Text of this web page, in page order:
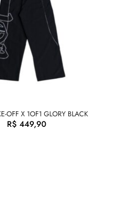
OFF X 1OF1 GLORY BLACK
R$ 449,90